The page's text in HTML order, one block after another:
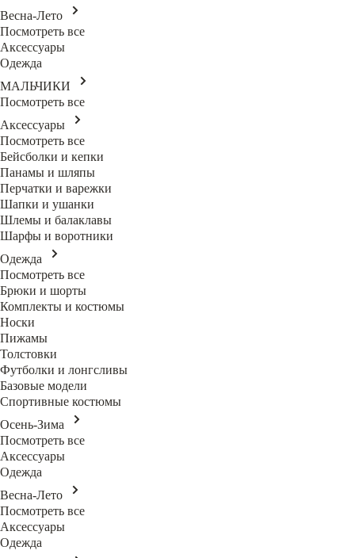
Весна-Лето
Посмотреть все
Аксессуары
Одежда
МАЛЬЧИКИ
Посмотреть все
Аксессуары
Посмотреть все
Бейсболки и кепки
Панамы и шляпы
Перчатки и варежки
Шапки и ушанки
Шлемы и балаклавы
Шарфы и воротники
Одежда
Посмотреть все
Брюки и шорты
Комплекты и костюмы
Носки
Пижамы
Толстовки
Футболки и лонгсливы
Базовые модели
Спортивные костюмы
Осень-Зима
Посмотреть все
Аксессуары
Одежда
Весна-Лето
Посмотреть все
Аксессуары
Одежда